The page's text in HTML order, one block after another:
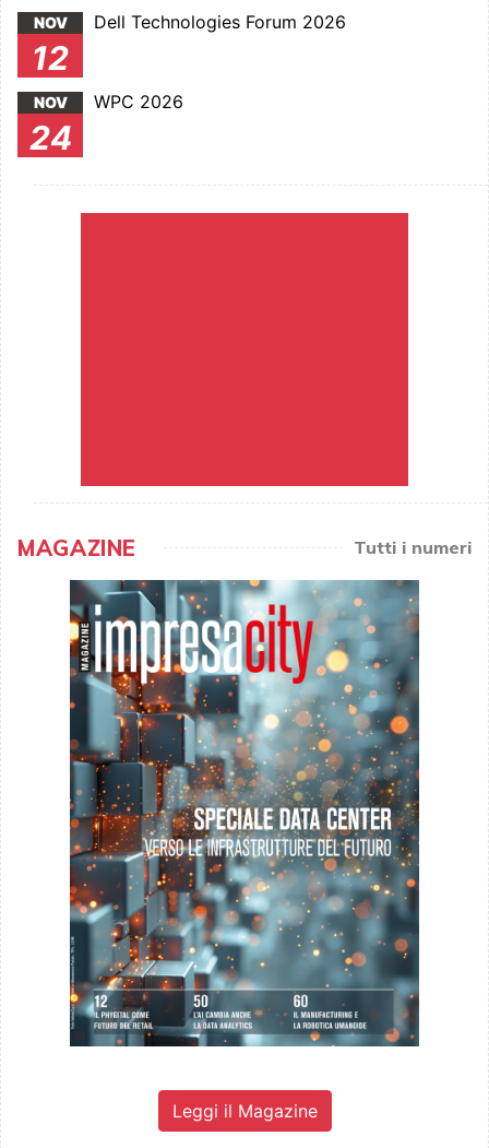
NOV
12
Dell Technologies Forum 2026
NOV
24
WPC 2026
MAGAZINE Tutti i numeri
Leggi il Magazine